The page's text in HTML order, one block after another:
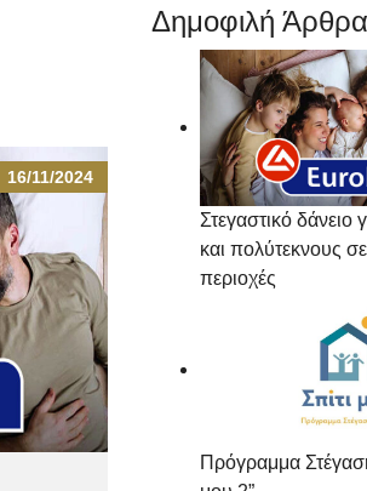
16/11/2024
Δημοφιλή Άρθρα
Στεγαστικό δάνειο
και πολύτεκνους σε
περιοχές
Πρόγραμμα